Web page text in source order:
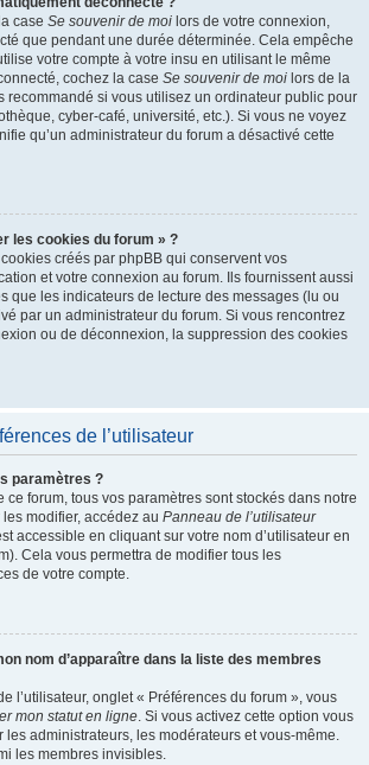
case Se souvenir de moi lors de votre connexion,
que pendant une durée déterminée. Cela empêche
votre compte à votre insu en utilisant le même
cochez la case Se souvenir de moi lors de la
recommandé si vous utilisez un ordinateur public pour
cyber-café, université, etc.). Si vous ne voyez
qu’un administrateur du forum a désactivé cette
les cookies du forum » ?
créés par phpBB qui conservent vos
et votre connexion au forum. Ils fournissent aussi
que les indicateurs de lecture des messages (lu ou
par un administrateur du forum. Si vous rencontrez
ou de déconnexion, la suppression des cookies
de l’utilisateur
paramètres ?
ce forum, tous vos paramètres sont stockés dans notre
modifier, accédez au Panneau de l’utilisateur
accessible en cliquant sur votre nom d’utilisateur en
Cela vous permettra de modifier tous les
de votre compte.
nom d’apparaître dans la liste des membres
l’utilisateur, onglet « Préférences du forum », vous
mon statut en ligne. Si vous activez cette option vous
les administrateurs, les modérateurs et vous-même.
les membres invisibles.